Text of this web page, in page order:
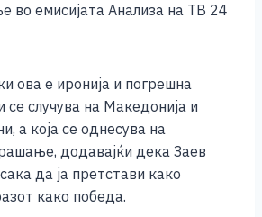
во емисијата Анализа на ТВ 24
ова е иронија и погрешна
се случува на Македонија и
а која се однесува на
додавајќи дека Заев
да ја претстави како
како победа.